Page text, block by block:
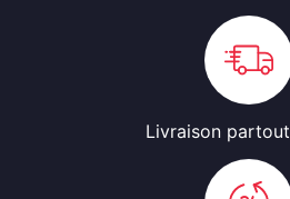
Livraison partout